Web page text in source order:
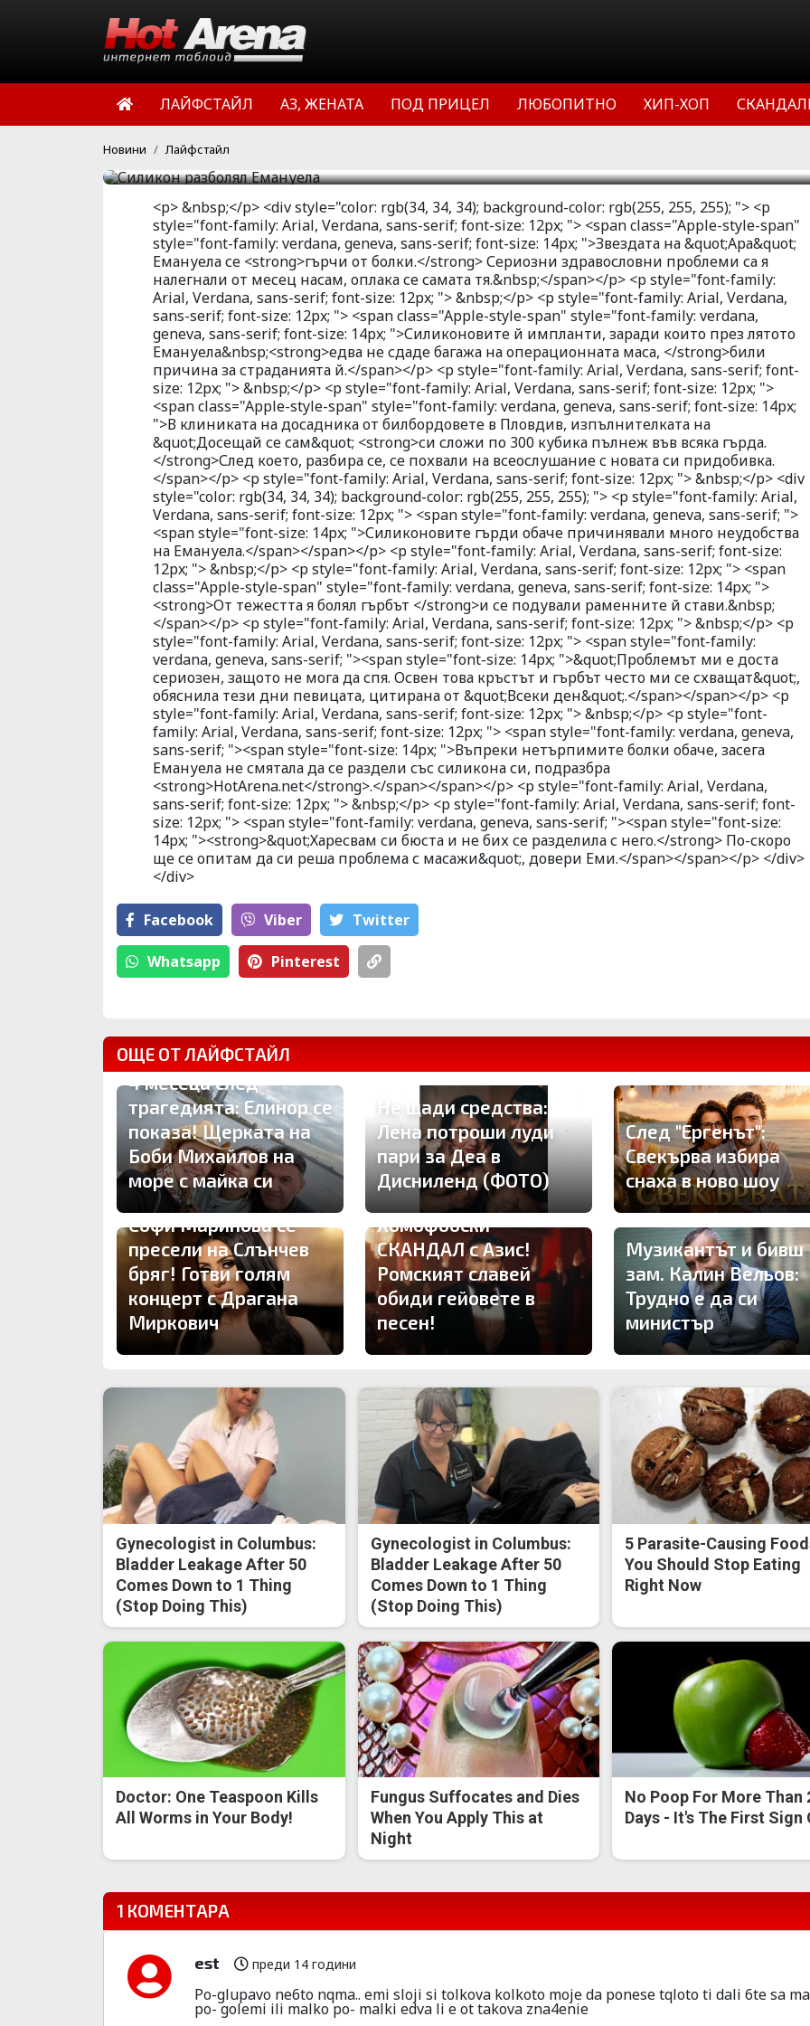
ЛАЙФСТАЙЛ АЗ, ЖЕНАТА ПОД ПРИЦЕЛ ЛЮБОПИТНО ХИП-ХОП
Новини Лайфстайл
които през лятото Емануела едва не сдаде багажа на
операционната маса, били причина за страданията й. В
пловдивската клиника на Благодаря ви, д-р Енчев
изпълнителката на Досещай се сам си сложи по 300 кубика
пълнеж във всяка гърда.
HotArena.net
<p> &nbsp;</p> <div style="color: rgb(34, 34, 34); background-color: rgb(255, 255, 255); "> <p
style="font-family: Arial, Verdana, sans-serif; font-size: 12px; "> <span class="Apple-style-span"
style="font-family: verdana, geneva, sans-serif; font-size: 14px; ">Звездата на &quot;Ара&quot;
Емануела се <strong>гърчи от болки.</strong> Сериозни здравословни проблеми са я
налегнали от месец насам, оплака се самата тя.&nbsp;</span></p> <p style="font-family:
Arial, Verdana, sans-serif; font-size: 12px; "> &nbsp;</p> <p style="font-family: Arial, Verdana,
sans-serif; font-size: 12px; "> <span class="Apple-style-span" style="font-family: verdana,
geneva, sans-serif; font-size: 14px; ">Силиконовите й импланти, заради които през лятото
Емануела&nbsp;<strong>едва не сдаде багажа на операционната маса, </strong>били
причина за страданията й.</span></p> <p style="font-family: Arial, Verdana, sans-serif; font-
size: 12px; "> &nbsp;</p> <p style="font-family: Arial, Verdana, sans-serif; font-size: 12px; ">
<span class="Apple-style-span" style="font-family: verdana, geneva, sans-serif; font-size: 14px;
">В клиниката на досадника от билбордовете в Пловдив, изпълнителката на
&quot;Досещай се сам&quot; <strong>си сложи по 300 кубика пълнеж във всяка гърда.
</strong>След което, разбира се, се похвали на всеослушание с новата си придобивка.
</span></p> <p style="font-family: Arial, Verdana, sans-serif; font-size: 12px; "> &nbsp;</p> <div
style="color: rgb(34, 34, 34); background-color: rgb(255, 255, 255); "> <p style="font-family: Arial,
Verdana, sans-serif; font-size: 12px; "> <span style="font-family: verdana, geneva, sans-serif; ">
<span style="font-size: 14px; ">Силиконовите гърди обаче причинявали много неудобства
на Емануела.</span></span></p> <p style="font-family: Arial, Verdana, sans-serif; font-size:
12px; "> &nbsp;</p> <p style="font-family: Arial, Verdana, sans-serif; font-size: 12px; "> <span
class="Apple-style-span" style="font-family: verdana, geneva, sans-serif; font-size: 14px; ">
<strong>От тежестта я болял гърбът </strong>и се подували раменните й стави.&nbsp;
</span></p> <p style="font-family: Arial, Verdana, sans-serif; font-size: 12px; "> &nbsp;</p> <p
style="font-family: Arial, Verdana, sans-serif; font-size: 12px; "> <span style="font-family:
verdana, geneva, sans-serif; "><span style="font-size: 14px; ">&quot;Проблемът ми е доста
сериозен, защото не мога да спя. Освен това кръстът и гърбът често ми се схващат&quot;,
обяснила тези дни певицата, цитирана от &quot;Всеки ден&quot;.</span></span></p> <p
style="font-family: Arial, Verdana, sans-serif; font-size: 12px; "> &nbsp;</p> <p style="font-
family: Arial, Verdana, sans-serif; font-size: 12px; "> <span style="font-family: verdana, geneva,
sans-serif; "><span style="font-size: 14px; ">Въпреки нетърпимите болки обаче, засега
Емануела не смятала да се раздели със силикона си, подразбра
<strong>HotArena.net</strong>.</span></span></p> <p style="font-family: Arial, Verdana,
sans-serif; font-size: 12px; "> &nbsp;</p> <p style="font-family: Arial, Verdana, sans-serif; font-
size: 12px; "> <span style="font-family: verdana, geneva, sans-serif; "><span style="font-size:
14px; "><strong>&quot;Харесвам си бюста и не бих се разделила с него.</strong> По-скоро
ще се опитам да си реша проблема с масажи&quot;, довери Еми.</span></span></p> </div>
</div>
Facebook Viber Тwitter
Whatsapp Pinterest
ОЩЕ ОТ ЛАЙФСТАЙЛ
4 месеца след
трагедията: Елинор се
показа! Щерката на
Боби Михайлов на
море с майка си
Не щади средства:
Лена потроши луди
пари за Деа в
Дисниленд (ФОТО)
След "Ергенът":
Свекърва избира
снаха в ново шоу
Софи Маринова се
пресели на Слънчев
бряг! Готви голям
концерт с Драгана
Миркович
Хомофобски
СКАНДАЛ с Азис!
Ромският славей
обиди гейовете в
песен!
Музикантът и бивш
зам. Калин Вельов:
Трудно е да си
министър
Gynecologist in Columbus:
Bladder Leakage After 50
Comes Down to 1 Thing
(Stop Doing This)
Gynecologist in Columbus:
Bladder Leakage After 50
Comes Down to 1 Thing
(Stop Doing This)
5 Parasite-Causing
You Should Stop Eating
Right Now
Doctor: One Teaspoon Kills
All Worms in Your Body!
Fungus Suffocates and Dies
When You Apply This at
Night
No Poop For More Than
Days - It's The First Sign
1 КОМЕНТАРА
est преди 14 години
Po-glupavo ne6to nqma.. emi sloji si tolkova kolkoto moje da ponese tqloto ti dali 6te sa
po- golemi ili malko po- malki edva li e ot takova zna4enie